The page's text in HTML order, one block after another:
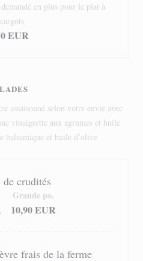
en plus pour le plat à
EUR
assaisonné selon votre envie avec
vinaigrette aux agrumes et huile
balsamique et huile d’olive
crudités
10,90 EUR
Grande po.
frais de la ferme